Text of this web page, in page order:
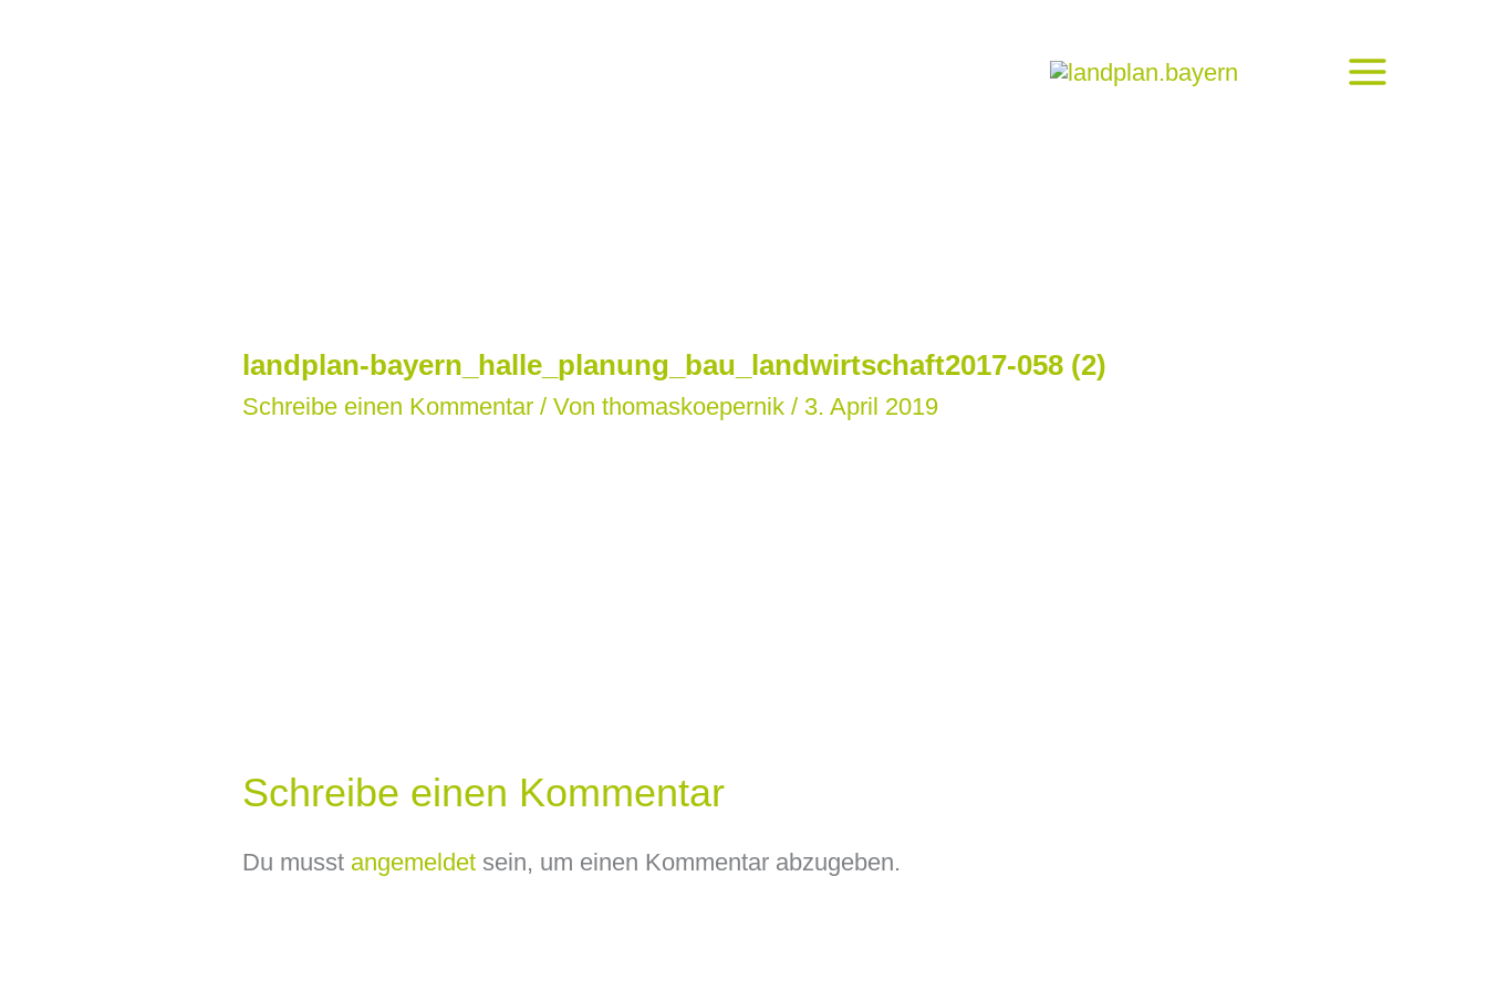
landplan-bayern_halle_planung_bau_landwirtschaft2017-058 (2)
Schreibe einen Kommentar / Von thomaskoepernik / 3. April 2019
Schreibe einen Kommentar
Du musst angemeldetsein, um einen Kommentar abzugeben.